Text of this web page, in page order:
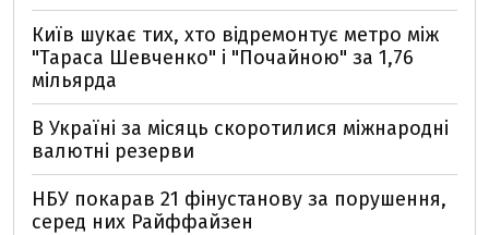
Київ шукає тих, хто відремонтує метро між
"Тараса Шевченко" і "Почайною" за 1,76
мільярда
В Україні за місяць скоротилися міжнародні
валютні резерви
НБУ покарав 21 фінустанову за порушення,
серед них Райффайзен